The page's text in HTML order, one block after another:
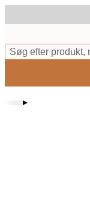
to
content.
Søg efter produkt,
▸